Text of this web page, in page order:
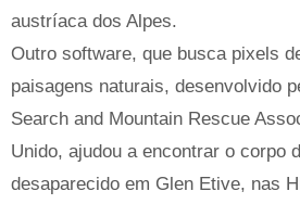
austríaca dos Alpes.
Outro software, que busca pixels
paisagens naturais, desenvolvido
Search and Mountain Rescue
Unido, ajudou a encontrar o corpo
desaparecido em Glen Etive, nas